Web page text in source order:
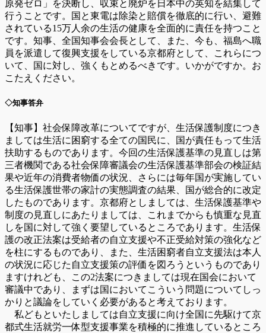
原発ゼロ」を決断し、収束と廃炉を日本中の英知を結集して
行うことです。国と東電は除染と賠償を徹底的に行い、避難
されている15万人余の生活の健康を全面的に責任を持つこと
です。知事、全国知事会会長として、また、今も、福島へ職
員を派遣して復興支援をしている京都府として、これらにつ
いて、国に対し、強くもとめるべきです。いかがですか。お
こたえください。
◇知事答弁
【知事】社会保障改革についてですが、生活保護制度につき
ましては生活に困窮する全ての国民に、国が責任もって生活
扶助するものであります。今回の生活保護基準の見直しは第
三者機関である社会保障審議会の生活保護基準部会の検証結
果や近年の消費者物価の状況、さらには毎年国が実施してい
る生活保護世帯の家計の実態調査の結果、国が総合的に改定
したものであります。京都府としましては、生活保護基準や
制度の見直しにあたりましては、これまでからも慎重な見直
しを国に対して強く要望しているところであります。生活保
護の改正法案は受給者の自立支援や不正受給対策の強化など
を柱にするものであり、また、生活困窮者自立支援法は本人
の状況に応じた自立支援策の評価を図ろうというものであり
ますけれども、この2法案につきましては現在国会において
審議中であり、まずは国においてこういう問題についてしっ
かりと議論をしていく必要があると考えております。
私どもといたしましては自立支援に向け全国に先駆けて京
都式生活就労一体型支援事業を積極的に推進しているところ